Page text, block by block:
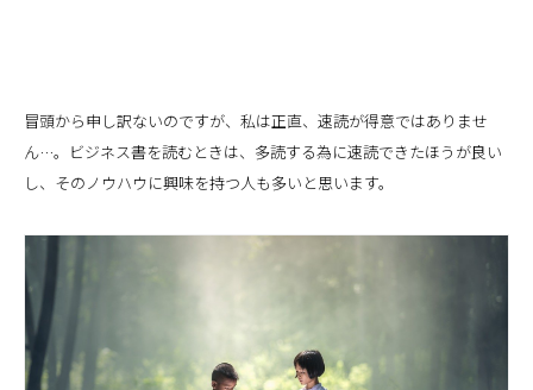
冒頭から申し訳ないのですが、私は正直、速読が得意ではありませ
ん…。ビジネス書を読むときは、多読する為に速読できたほうが良い
し、そのノウハウに興味を持つ人も多いと思います。